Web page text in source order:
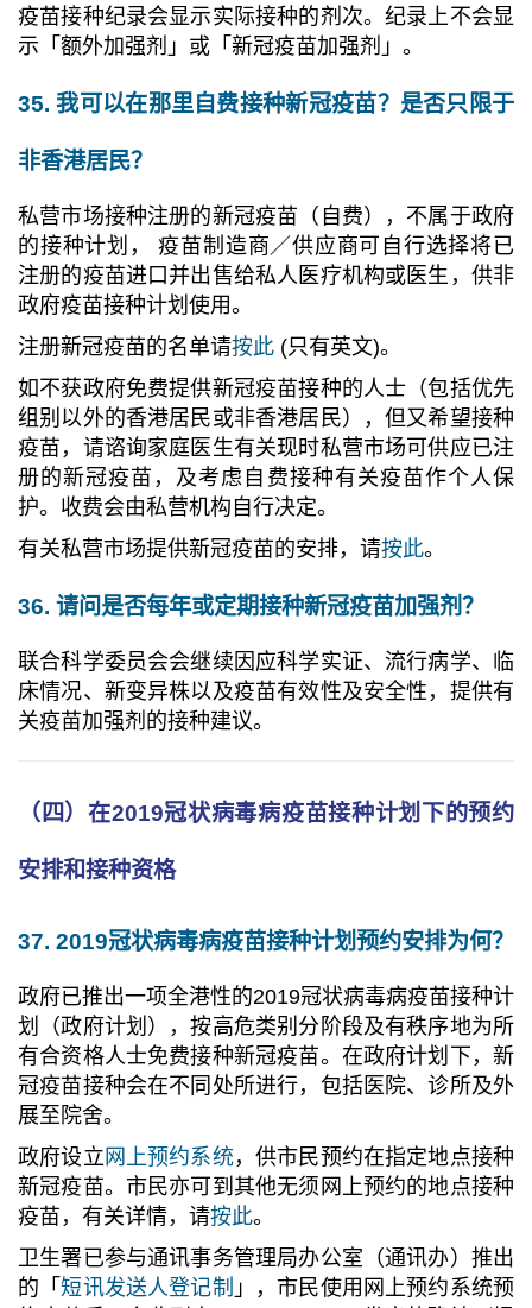
疫苗接种纪录会显示实际接种的剂次。纪录上不会显
示「额外加强剂」或「新冠疫苗加强剂」。
35. 我可以在那里自费接种新冠疫苗？是否只限于
非香港居民？
私营市场接种注册的新冠疫苗（自费），不属于政府
的接种计划， 疫苗制造商／供应商可自行选择将已
注册的疫苗进口并出售给私人医疗机构或医生，供非
政府疫苗接种计划使用。
注册新冠疫苗的名单请按此 (只有英文)。
如不获政府免费提供新冠疫苗接种的人士（包括优先
组别以外的香港居民或非香港居民），但又希望接种
疫苗，请谘询家庭医生有关现时私营市场可供应已注
册的新冠疫苗，及考虑自费接种有关疫苗作个人保
护。收费会由私营机构自行决定。
有关私营市场提供新冠疫苗的安排，请按此。
36. 请问是否每年或定期接种新冠疫苗加强剂？
联合科学委员会会继续因应科学实证、流行病学、临
床情况、新变异株以及疫苗有效性及安全性，提供有
关疫苗加强剂的接种建议。
（四）在2019冠状病毒病疫苗接种计划下的预约
安排和接种资格
37. 2019冠状病毒病疫苗接种计划预约安排为何？
政府已推出一项全港性的2019冠状病毒病疫苗接种计
划（政府计划），按高危类别分阶段及有秩序地为所
有合资格人士免费接种新冠疫苗。在政府计划下，新
冠疫苗接种会在不同处所进行，包括医院、诊所及外
展至院舍。
政府设立 网上预约系统，供市民预约在指定地点接种
新冠疫苗。市民亦可到其他无须网上预约的地点接种
疫苗，有关详情，请按此。
卫生署已参与通讯事务管理局办公室（通讯办）推出
的「短讯发送人登记制 」，市民使用网上预约系统预